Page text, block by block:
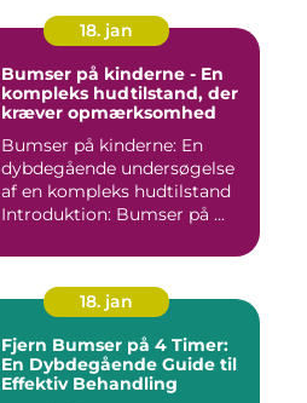
18. jan
Bumser på kinderne - En
kompleks hudtilstand, der
kræver opmærksomhed
Bumser på kinderne: En
dybdegående undersøgelse
af en kompleks hudtilstand
Introduktion: Bumser på ...
18. jan
Fjern Bumser på 4 Timer:
En Dybdegående Guide til
Effektiv Behandling